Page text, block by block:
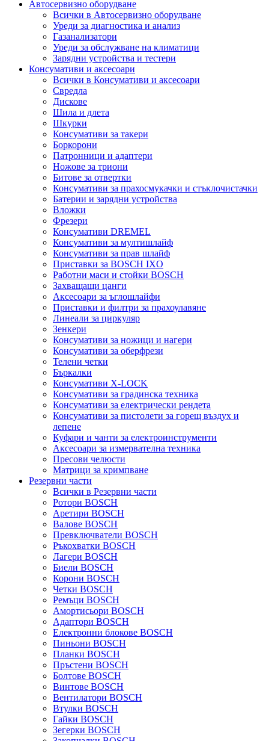
Автосервизно оборудване
Всички в Автосервизно оборудване
Уреди за диагностика и анализ
Газанализатори
Уреди за обслужване на климатици
Зарядни устройства и тестери
Консумативи и аксесоари
Всички в Консумативи и аксесоари
Свредла
Дискове
Шила и длета
Шкурки
Консумативи за такери
Боркорони
Патронници и адаптери
Ножове за триони
Битове за отвертки
Консумативи за прахосмукачки и стъклочистачки
Батерии и зарядни устройства
Вложки
Фрезери
Консумативи DREMEL
Консумативи за мултишлайф
Консумативи за прав шлайф
Приставки за BOSCH IXO
Работни маси и стойки BOSCH
Захващащи цанги
Аксесоари за ъглошлайфи
Приставки и филтри за прахоулавяне
Линеали за циркуляр
Зенкери
Консумативи за ножици и нагери
Консумативи за оберфрези
Телени четки
Бъркалки
Консумативи X-LOCK
Консумативи за градинска техника
Консумативи за електрически рендета
Консумативи за пистолети за горещ въздух и
лепене
Куфари и чанти за електроинструменти
Аксесоари за измервателна техника
Пресови челюсти
Матрици за кримпване
Резервни части
Всички в Резервни части
Ротори BOSCH
Аретири BOSCH
Валове BOSCH
Превключватели BOSCH
Ръкохватки BOSCH
Лагери BOSCH
Биели BOSCH
Корони BOSCH
Четки BOSCH
Ремъци BOSCH
Амортисьори BOSCH
Адаптори BOSCH
Електронни блокове BOSCH
Пиньони BOSCH
Планки BOSCH
Пръстени BOSCH
Болтове BOSCH
Винтове BOSCH
Вентилатори BOSCH
Втулки BOSCH
Гайки BOSCH
Зегерки BOSCH